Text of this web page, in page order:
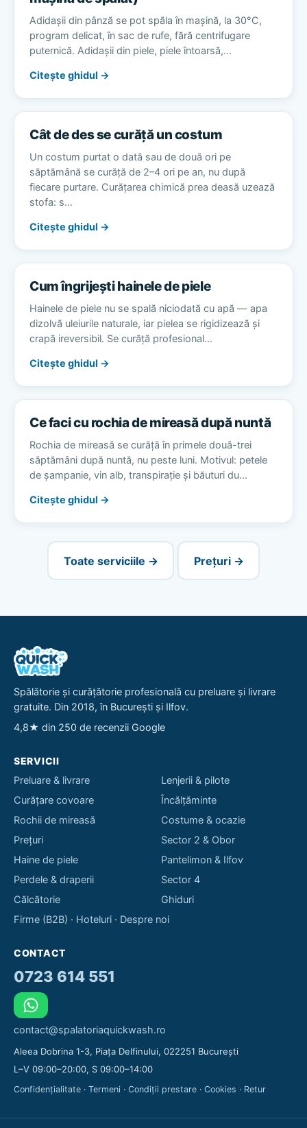
Adidașii din pânză se pot spăla în mașină, la 30°C,
program delicat, în sac de rufe, fără centrifugare
puternică. Adidașii din piele, piele întoarsă,…
Citește ghidul →
Cât de des se curăță un costum
Un costum purtat o dată sau de două ori pe
săptămână se curăță de 2–4 ori pe an, nu după
fiecare purtare. Curățarea chimică prea deasă uzează
stofa: s…
Citește ghidul →
Cum îngrijești hainele de piele
Hainele de piele nu se spală niciodată cu apă — apa
dizolvă uleiurile naturale, iar pielea se rigidizează și
crapă ireversibil. Se curăță profesional…
Citește ghidul →
Ce faci cu rochia de mireasă după nuntă
Rochia de mireasă se curăță în primele două-trei
săptămâni după nuntă, nu peste luni. Motivul: petele
de șampanie, vin alb, transpirație și băuturi du…
Citește ghidul →
Toate serviciile → Prețuri →
Spălătorie și curățătorie profesională cu preluare și livrare
gratuite. Din 2018, în București și Ilfov.
4,8★ din 250 de recenzii Google
SERVICII
Preluare & livrare
Curățare covoare
Rochii de mireasă
Prețuri
Haine de piele
Perdele & draperii
Călcătorie
Lenjerii & pilote
Încălțăminte
Costume & ocazie
Sector 2 & Obor
Pantelimon & Ilfov
Sector 4
Ghiduri
Firme (B2B) · Hoteluri · Despre noi
CONTACT
0723 614 551
contact@spalatoriaquickwash.ro
Aleea Dobrina 1-3, Piața Delfinului, 022251 București
L–V 09:00–20:00, S 09:00–14:00
Confidențialitate · Termeni · Condiții prestare · Cookies · Retur